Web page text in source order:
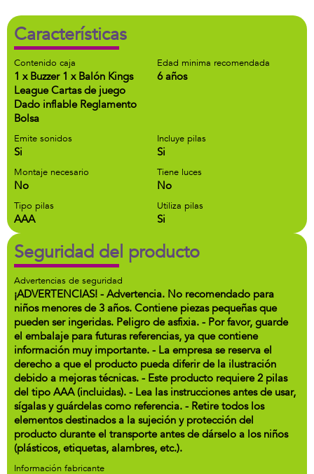
Características
Contenido caja
1 x Buzzer 1 x Balón Kings
League Cartas de juego
Dado inflable Reglamento
Bolsa
Edad minima recomendada
6 años
Emite sonidos
Si
Incluye pilas
Si
Montaje necesario
No
Tiene luces
No
Tipo pilas
AAA
Utiliza pilas
Si
Seguridad del producto
Advertencias de seguridad
¡ADVERTENCIAS! - Advertencia. No recomendado para
niños menores de 3 años. Contiene piezas pequeñas que
pueden ser ingeridas. Peligro de asfixia. - Por favor, guarde
el embalaje para futuras referencias, ya que contiene
información muy importante. - La empresa se reserva el
derecho a que el producto pueda diferir de la ilustración
debido a mejoras técnicas. - Este producto requiere 2 pilas
del tipo AAA (incluidas). - Lea las instrucciones antes de usar,
sígalas y guárdelas como referencia. - Retire todos los
elementos destinados a la sujeción y protección del
producto durante el transporte antes de dárselo a los niños
(plásticos, etiquetas, alambres, etc.).
Información fabricante